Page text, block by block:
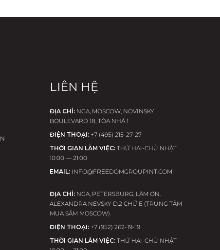
LIÊN HỆ
ĐỊA CHỈ: NGA, MOSCOW, NOVINSKY
BOULEVARD 18, TÒA NHÀ 1
ĐIỆN THOẠI: +7 (495) 215-27-27
THỜI GIAN LÀM VIỆC: THỨ HAI-CHỦ NHẬT
10:00 — 21:00
EMAIL: INFO@FREEDOMGROUPINT.COM
ĐỊA CHỈ: NGA, PETERSBURG, LÀM ƠN.
ALEXANDRA NEVSKY D.2 CHỮ E (TRUNG TÂM
MUA SẮM MOSCOW)
ĐIỆN THOẠI: +7 (952) 262-19-19
THỜI GIAN LÀM VIỆC: THỨ HAI-CHỦ NHẬT